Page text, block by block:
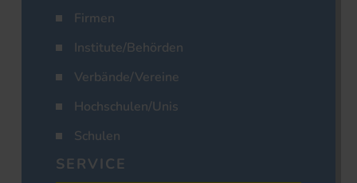
Firmen
Institute/Behörden
Verbände/Vereine
Hochschulen/Unis
Schulen
SERVICE